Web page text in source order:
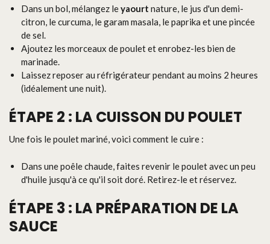
Dans un bol, mélangez leyaourt nature, le jus d'un demi-
citron, le curcuma, le garam masala, le paprika et une pincée
de sel.
Ajoutez les morceaux de poulet et enrobez-les bien de
marinade.
Laissez reposer au réfrigérateur pendant au moins 2 heures
(idéalement une nuit).
ÉTAPE 2 : LA CUISSON DU POULET
Une fois le poulet mariné, voici comment le cuire :
Dans une poêle chaude, faites revenir le poulet avec un peu
d'huile jusqu'à ce qu'il soit doré. Retirez-le et réservez.
ÉTAPE 3 : LA PRÉPARATION DE LA
SAUCE